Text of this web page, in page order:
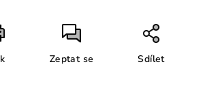
Zeptat se Sdílet